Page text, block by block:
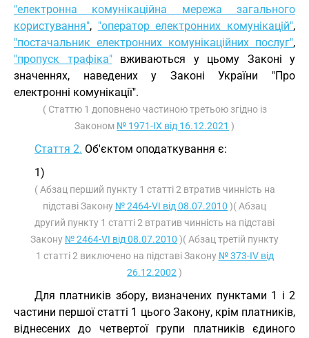
"електронна комунікаційна мережа загального
користування", "оператор електронних комунікацій",
"постачальник електронних комунікаційних послуг",
"пропуск трафіка"вживаються у цьому Законі у
значеннях, наведених у Законі України "Про
електронні комунікації".
( Статтю 1 доповнено частиною третьою згідно із
Законом № 1971-IX від 16.12.2021 )
Стаття 2. Об'єктом оподаткування є:
1)
( Абзац перший пункту 1 статті 2 втратив чинність на
підставі Закону № 2464-VI від 08.07.2010 )( Абзац
другий пункту 1 статті 2 втратив чинність на підставі
Закону № 2464-VI від 08.07.2010 )( Абзац третій пункту
1 статті 2 виключено на підставі Закону № 373-IV від
26.12.2002 )
Для платників збору, визначених пунктами 1 і 2
частини першої статті 1 цього Закону, крім платників,
віднесених до четвертої групи платників єдиного